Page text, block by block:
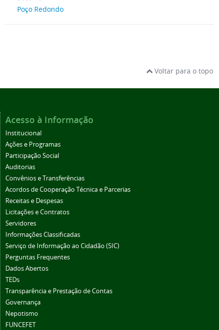
Poço Redondo
Voltar para o topo
Acesso à Informação
Institucional
Ações e Programas
Participação Social
Auditorias
Convênios e Transferências
Acordos de Cooperação Técnica e Parcerias
Receitas e Despesas
Licitações e Contratos
Servidores
Informações Classificadas
Serviço de Informação ao Cidadão (SIC)
Perguntas Frequentes
Dados Abertos
TEDs
Transparência e Prestação de Contas
Governança
Nepotismo
FUNCEFET